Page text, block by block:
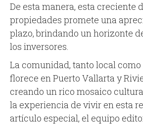
De esta manera, esta creciente
propiedades promete una
plazo, brindando un horizonte
los inversores.
La comunidad, tanto local
florece en Puerto Vallarta y
creando un rico mosaico
la experiencia de vivir en esta
artículo especial, el equipo